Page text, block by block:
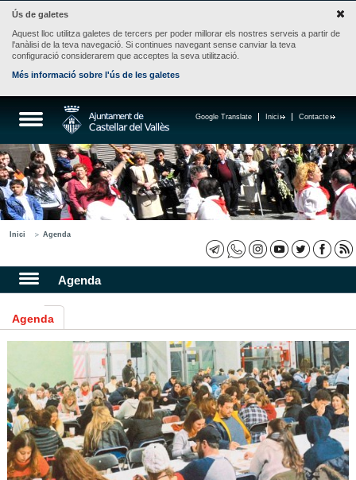
Ús de galetes
Aquest lloc utilitza galetes de tercers per poder millorar els nostres serveis a partir de
l'anàlisi de la teva navegació. Si continues navegant sense canviar la teva
configuració considerarem que acceptes la seva utilització.
Més informació sobre l'ús de les galetes
Contacte
Inici
Google Translate
Inici Agenda
Agenda
Agenda